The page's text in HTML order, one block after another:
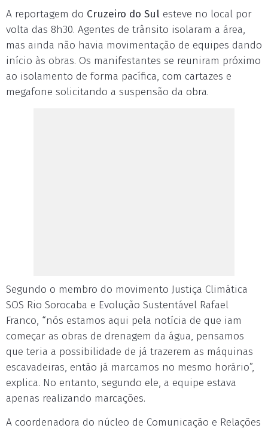
A reportagem do Cruzeiro do Sul esteve no local por
volta das 8h30. Agentes de trânsito isolaram a área,
mas ainda não havia movimentação de equipes dando
início às obras. Os manifestantes se reuniram próximo
ao isolamento de forma pacífica, com cartazes e
megafone solicitando a suspensão da obra.
Segundo o membro do movimento Justiça Climática
SOS Rio Sorocaba e Evolução Sustentável Rafael
Franco, “nós estamos aqui pela notícia de que iam
começar as obras de drenagem da água, pensamos
que teria a possibilidade de já trazerem as máquinas
escavadeiras, então já marcamos no mesmo horário”,
explica. No entanto, segundo ele, a equipe estava
apenas realizando marcações.
A coordenadora do núcleo de Comunicação e Relações